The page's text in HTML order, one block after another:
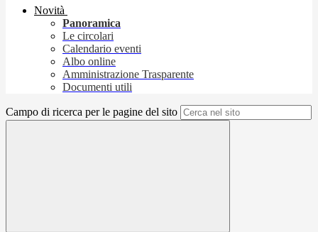
Novità
Panoramica
Le circolari
Calendario eventi
Albo online
Amministrazione Trasparente
Documenti utili
Campo di ricerca per le pagine del sito